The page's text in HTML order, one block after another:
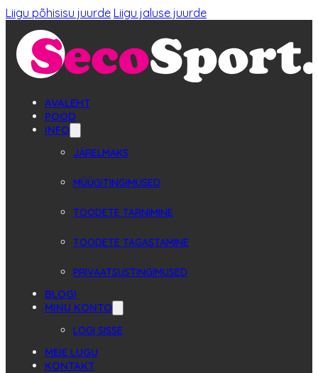
Liigu põhisisu juurde Liigu jaluse juurde
AVALEHT
POOD
INFO
JÄRELMAKS
MÜÜGITINGIMUSED
TOODETE TARNIMINE
TOODETE TAGASTAMINE
PRIVAATSUSTINGIMUSED
BLOGI
MINU KONTO
LOGI SISSE
MEIE LUGU
KONTAKT